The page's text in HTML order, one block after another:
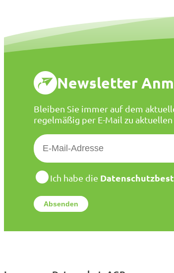
Newsletter
Bleiben Sie immer auf dem
regelmäßig per E-Mail zu
E
-
M
a
l
*
D
t
e
Ich habe die